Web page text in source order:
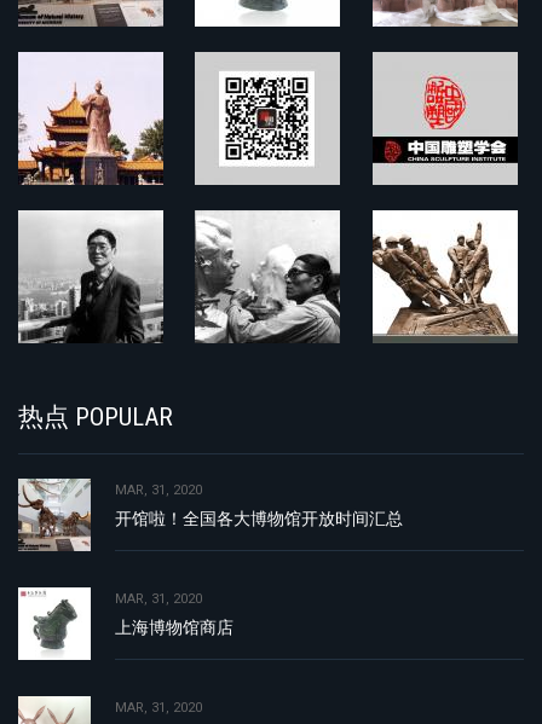
热点 POPULAR
MAR, 31, 2020
开馆啦！全国各大博物馆开放时间汇总
MAR, 31, 2020
上海博物馆商店
MAR, 31, 2020